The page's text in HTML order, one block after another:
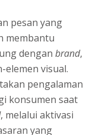
pesan yang
membantu
dengan brand,
elemen visual.
pengalaman
konsumen saat
, melalui aktivasi
yang